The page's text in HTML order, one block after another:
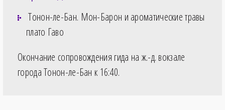
Тонон-ле-Бан. Мон-Барон и ароматические травы
плато Гаво
Окончание сопровождения гида на ж.-д. вокзале
города Тонон-ле-Бан к 16:40.